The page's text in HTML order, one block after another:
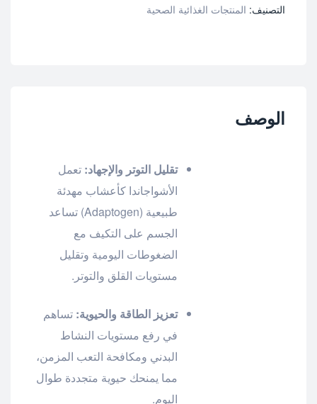
التصنيف: المنتجات الغذائية الصحية
الوصف
تقليل التوتر والإجهاد: تعمل
الأشواجاندا كأعشاب مهدئة
طبيعية (Adaptogen) تساعد
الجسم على التكيف مع
الضغوطات اليومية وتقليل
مستويات القلق والتوتر.
تعزيز الطاقة والحيوية: تساهم
في رفع مستويات النشاط
البدني ومكافحة التعب المزمن،
مما يمنحك حيوية متجددة طوال
اليوم.